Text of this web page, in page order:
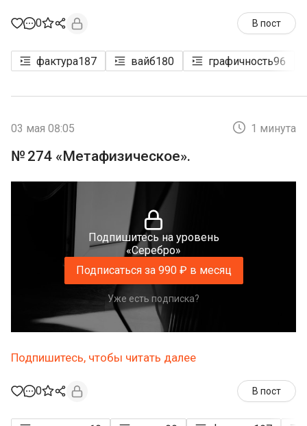
0 В пост
фактура187 вайб180 графичность96
03 мая 08:05 1 минута
№ 274 «Метафизическое».
Подпишитесь на уровень
«Серебро»
Подписаться за 990 ₽ в месяц
Уже есть подписка?
Подпишитесь, чтобы читать далее
0 В пост